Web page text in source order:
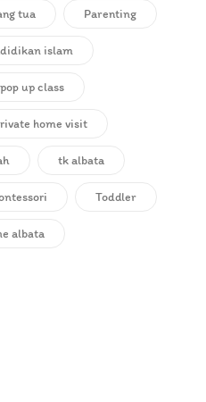
tua Parenting
islam
pop up class
home visit
tk albata
Toddler
albata